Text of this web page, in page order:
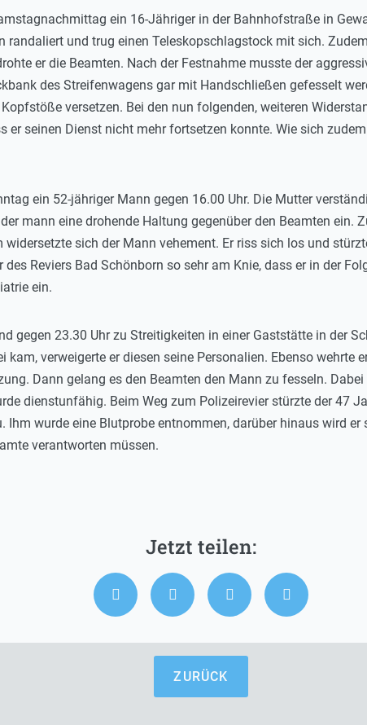
ein 16-Jähriger in der Bahnhofstraße in
randaliert und trug einen Teleskopschlagstock mit sich.
er die Beamten. Nach der Festnahme musste der
des Streifenwagens gar mit Handschließen gefesselt
versetzen. Bei den nun folgenden, weiteren
er seinen Dienst nicht mehr fortsetzen konnte. Wie sich
ein 52-jähriger Mann gegen 16.00 Uhr. Die Mutter
mann eine drohende Haltung gegenüber den Beamten ein.
widersetzte sich der Mann vehement. Er riss sich los und
Reviers Bad Schönborn so sehr am Knie, dass er in der
ein.
gegen 23.30 Uhr zu Streitigkeiten in einer Gaststätte in der
kam, verweigerte er diesen seine Personalien. Ebenso wehrte
Dann gelang es den Beamten den Mann zu fesseln.
dienstunfähig. Beim Weg zum Polizeirevier stürzte der 47
wurde eine Blutprobe entnommen, darüber hinaus wird er
verantworten müssen.
ZURÜCK